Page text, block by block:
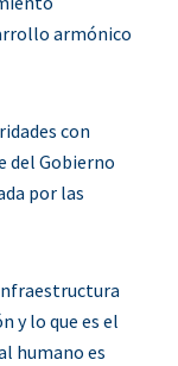
armónico
con
del Gobierno
por las
y lo que es el
humano es